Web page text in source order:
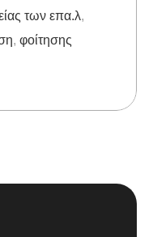
των επα.λ,
, φοίτησης